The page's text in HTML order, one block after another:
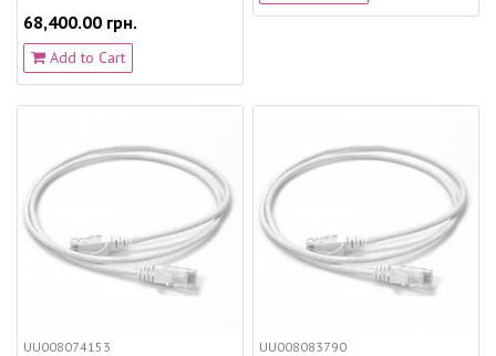
68,400.00 грн.
Add to Cart
UU008074153 UU008083790